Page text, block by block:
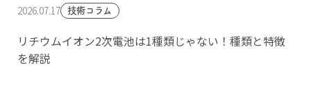
2026.07.17 技術コラム
リチウムイオン2次電池は1種類じゃない！種類と特徴
を解説